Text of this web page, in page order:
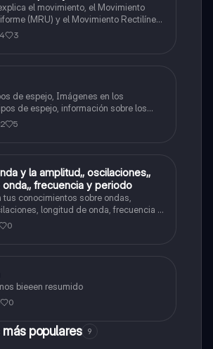
el movimiento, el Movimiento
(MRU) y el Movimiento Rectilíneo
incluyendo sus características y
3
de espejo, Imágenes en los
de espejo, información sobre los
5
y la amplitud,, oscilaciones,,
frecuencia y periodo
tus conocimientos sobre ondas,
longitud de onda, frecuencia y
0
bieeen resumido
0
populares 9